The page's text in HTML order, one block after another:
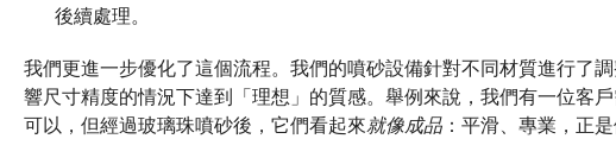
後續處理。
我們更進一步優化了這個流程。我們的噴砂設備針對不同材質進行了調
響尺寸精度的情況下達到「理想」的質感。舉例來說，我們有一位客
可以，但經過玻璃珠噴砂後，它們看起來就像成品 ：平滑、專業，正